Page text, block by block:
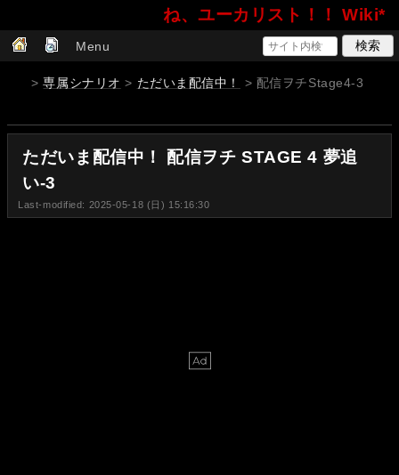
ね、ユーカリスト！！ Wiki*
Menu
>専属シナリオ > ただいま配信中！ > 配信ヲチStage4-3
ただいま配信中！ 配信ヲチ STAGE 4 夢追
い-3
Last-modified: 2025-05-18 (日) 15:16:30